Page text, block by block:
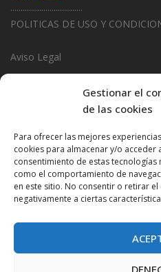
Gestionar el
de las cookies
Para ofrecer las mejores
cookies para almacenar y/o acceder
consentimiento de estas
como el comportamiento de
en este sitio. No consentir o retirar
negativamente a ciertas
...................................
POLITICAS DE USO Y
Aviso Legal
Politica de Privacidad
...................................
Design & Promotions By